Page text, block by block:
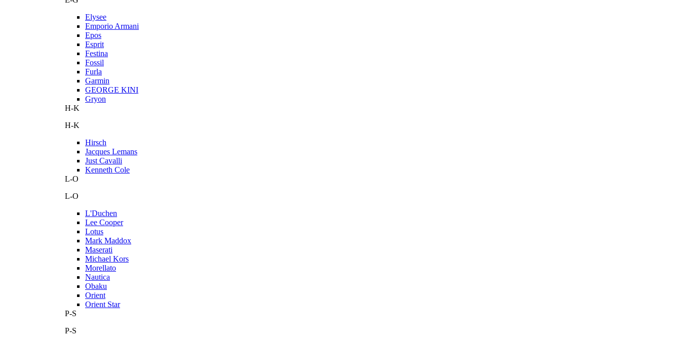
Elysee
Emporio Armani
Epos
Esprit
Festina
Fossil
Furla
Garmin
GEORGE KINI
Gryon
H-K
H-K
Hirsch
Jacques Lemans
Just Cavalli
Kenneth Cole
L-O
L-O
L'Duchen
Lee Cooper
Lotus
Mark Maddox
Maserati
Michael Kors
Morellato
Nautica
Obaku
Orient
Orient Star
P-S
P-S